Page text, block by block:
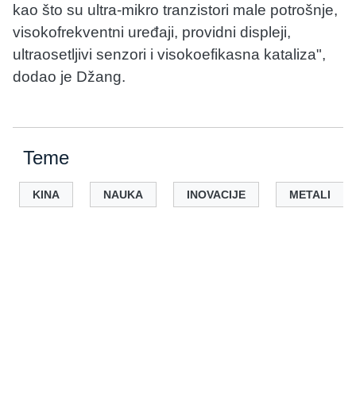
kao što su ultra-mikro tranzistori male potrošnje,
visokofrekventni uređaji, providni displeji,
ultraosetljivi senzori i visokoefikasna kataliza",
dodao je Džang.
Teme
KINA NAUKA INOVACIJE METALI